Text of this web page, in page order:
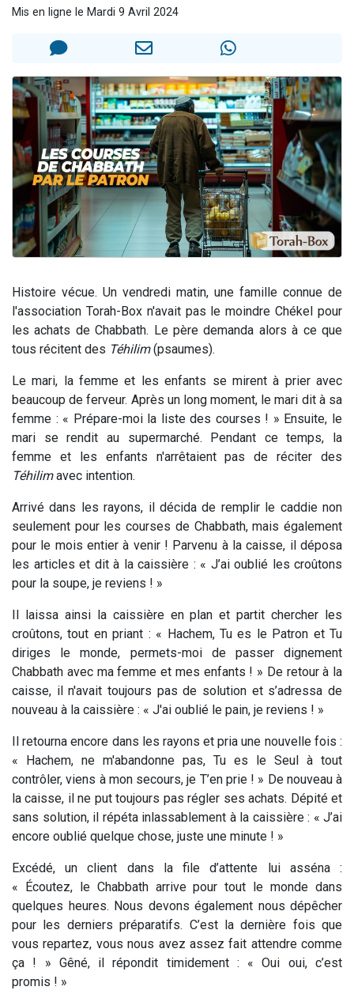
3 personnes viennent de faire un don pour Diane, 80 ans, dans un appartement insalubre
5 personnes viennent de faire un don pour Reloger Rivka, 6 enfants, victime de violences...
Mis en ligne le Mardi 9 Avril 2024
Histoire vécue. Un vendredi matin, une famille connue de
l'association Torah-Box n'avait pas le moindre Chékel pour
les achats de Chabbath. Le père demanda alors à ce que
tous récitent des Téhilim(psaumes).
Le mari, la femme et les enfants se mirent à prier avec
beaucoup de ferveur. Après un long moment, le mari dit à sa
femme : « Prépare-moi la liste des courses ! » Ensuite, le
mari se rendit au supermarché. Pendant ce temps, la
femme et les enfants n'arrêtaient pas de réciter des
Téhilimavec intention.
Arrivé dans les rayons, il décida de remplir le caddie non
seulement pour les courses de Chabbath, mais également
pour le mois entier à venir ! Parvenu à la caisse, il déposa
les articles et dit à la caissière : « J’ai oublié les croûtons
pour la soupe, je reviens ! »
Il laissa ainsi la caissière en plan et partit chercher les
croûtons, tout en priant : « Hachem, Tu es le Patron et Tu
diriges le monde, permets-moi de passer dignement
Chabbath avec ma femme et mes enfants ! » De retour à la
caisse, il n'avait toujours pas de solution et s’adressa de
nouveau à la caissière : « J'ai oublié le pain, je reviens ! »
Il retourna encore dans les rayons et pria une nouvelle fois :
« Hachem, ne m'abandonne pas, Tu es le Seul à tout
contrôler, viens à mon secours, je T’en prie ! » De nouveau à
la caisse, il ne put toujours pas régler ses achats. Dépité et
sans solution, il répéta inlassablement à la caissière : « J’ai
encore oublié quelque chose, juste une minute ! »
Excédé, un client dans la file d’attente lui asséna :
« Écoutez, le Chabbath arrive pour tout le monde dans
quelques heures. Nous devons également nous dépêcher
pour les derniers préparatifs. C’est la dernière fois que
vous repartez, vous nous avez assez fait attendre comme
ça ! » Gêné, il répondit timidement : « Oui oui, c’est
promis ! »